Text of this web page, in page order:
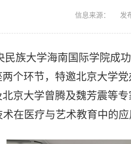
信息来源： 发
民族大学海南国际学院成
个环节，特邀北京大学
北京大学曾腾及魏芳震等
在医疗与艺术教育中的应